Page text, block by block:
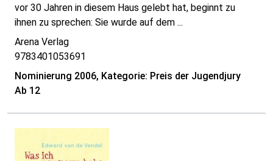
vor 30 Jahren in diesem Haus gelebt hat, beginnt zu
ihnen zu sprechen: Sie wurde auf dem ...
Arena Verlag
9783401053691
Nominierung 2006, Kategorie: Preis der Jugendjury
Ab 12